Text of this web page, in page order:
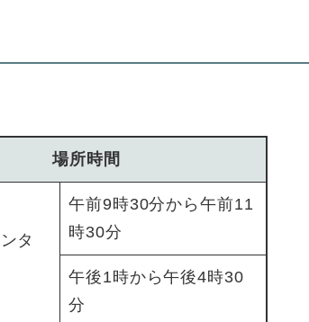
場所時間
タ
午前9時30分から午前11
時30分
午後1時から午後4時30
分